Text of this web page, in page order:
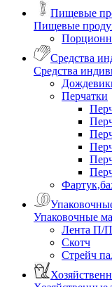
Пищевые
Пищевые
Средства
Средства
Перчатки
Упаковочные
Лента П/П
Скотч
Стрейч